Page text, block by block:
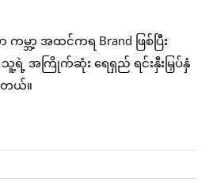
ဘာ့ အထင်ကရ Brand ဖြစ်ပြီး
အကြိုက်ဆုံး ရေရှည် ရင်းနှီးမြှပ်နှံ
တယ်။